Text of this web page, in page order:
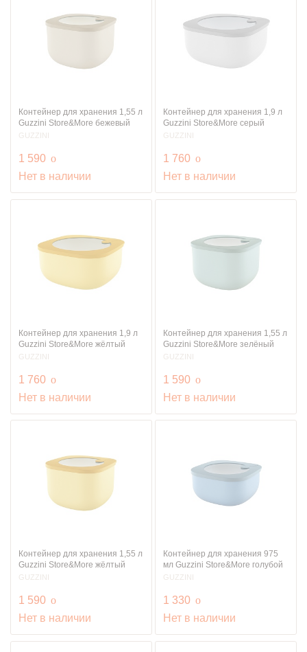
Контейнер для хранения 1,55 л
Guzzini Store&More бежевый
GUZZINI
1 590 руб.
o
Нет в наличии
Контейнер для хранения 1,9 л
Guzzini Store&More серый
GUZZINI
1 760 руб.
o
Нет в наличии
Контейнер для хранения 1,9 л
Guzzini Store&More жёлтый
GUZZINI
1 760 руб.
o
Нет в наличии
Контейнер для хранения 1,55 л
Guzzini Store&More зелёный
GUZZINI
1 590 руб.
o
Нет в наличии
Контейнер для хранения 1,55 л
Guzzini Store&More жёлтый
GUZZINI
1 590 руб.
o
Нет в наличии
Контейнер для хранения 975
мл Guzzini Store&More голубой
GUZZINI
1 330 руб.
o
Нет в наличии